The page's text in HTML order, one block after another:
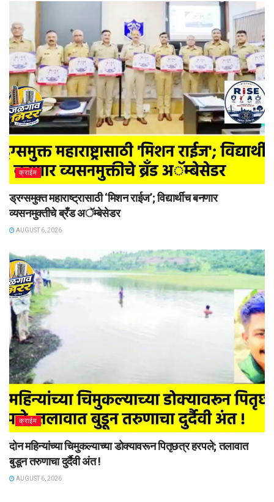
क्राईम
ड्रग्समुक्त महाराष्ट्रासाठी ‘मिशन राईज’; विद्यार्थीच बनणार
व्यसनमुक्तीचे ब्रँड अॅम्बेसेडर
AUGUST 6, 2026
क्राईम
दोन महिन्यांच्या चिमुकल्याच्या डोक्यावरून पितृछत्र हरपले; तलावात
बुडून तरुणाचा दुर्दैवी अंत !
AUGUST 6, 2026